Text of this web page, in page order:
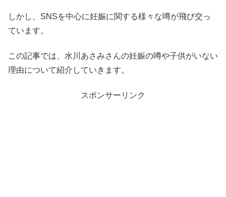
しかし、SNSを中心に妊娠に関する様々な噂が飛び交っ
ています。
この記事では、水川あさみさんの妊娠の噂や子供がいない
理由について紹介していきます。
スポンサーリンク